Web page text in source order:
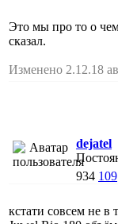
Это мы про то о
сказал.
Изменено 2.12.18
dejatel
934 109
кстати совсем не в